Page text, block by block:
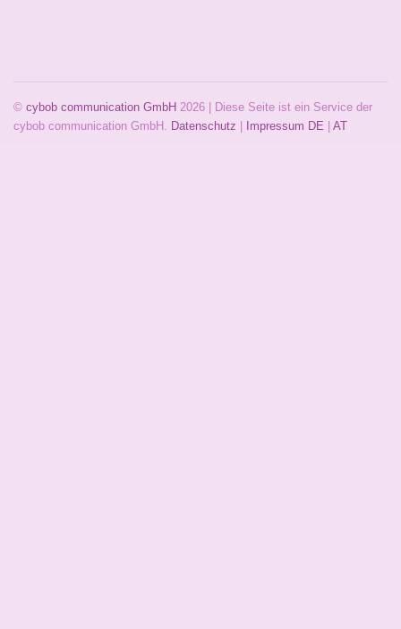
© cybob communication GmbH 2026 | Diese Seite ist ein Service der
cybob communication GmbH. Datenschutz Impressum DE AT